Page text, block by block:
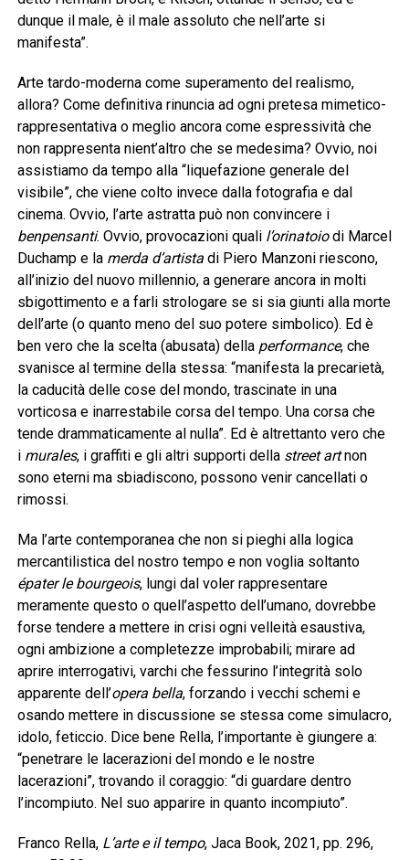
dunque il male, è il male assoluto che nell’arte si
manifesta”.
Arte tardo-moderna come superamento del realismo,
allora? Come definitiva rinuncia ad ogni pretesa mimetico-
rappresentativa o meglio ancora come espressività che
non rappresenta nient’altro che se medesima? Ovvio, noi
assistiamo da tempo alla “liquefazione generale del
visibile”, che viene colto invece dalla fotografia e dal
cinema. Ovvio, l’arte astratta può non convincere i
benpensanti. Ovvio, provocazioni qualil’orinatoiodi Marcel
Duchamp e la merda d’artistadi Piero Manzoni riescono,
all’inizio del nuovo millennio, a generare ancora in molti
sbigottimento e a farli strologare se si sia giunti alla morte
dell’arte (o quanto meno del suo potere simbolico). Ed è
ben vero che la scelta (abusata) della performance, che
svanisce al termine della stessa: “manifesta la precarietà,
la caducità delle cose del mondo, trascinate in una
vorticosa e inarrestabile corsa del tempo. Una corsa che
tende drammaticamente al nulla”. Ed è altrettanto vero che
i murales, i graffiti e gli altri supporti della street artnon
sono eterni ma sbiadiscono, possono venir cancellati o
rimossi.
Ma l’arte contemporanea che non si pieghi alla logica
mercantilistica del nostro tempo e non voglia soltanto
épater le bourgeois, lungi dal voler rappresentare
meramente questo o quell’aspetto dell’umano, dovrebbe
forse tendere a mettere in crisi ogni velleità esaustiva,
ogni ambizione a completezze improbabili; mirare ad
aprire interrogativi, varchi che fessurino l’integrità solo
apparente dell’opera bella, forzando i vecchi schemi e
osando mettere in discussione se stessa come simulacro,
idolo, feticcio. Dice bene Rella, l’importante è giungere a:
“penetrare le lacerazioni del mondo e le nostre
lacerazioni”, trovando il coraggio: “di guardare dentro
l’incompiuto. Nel suo apparire in quanto incompiuto”.
Franco Rella, L’arte e il tempo, Jaca Book, 2021, pp. 296,